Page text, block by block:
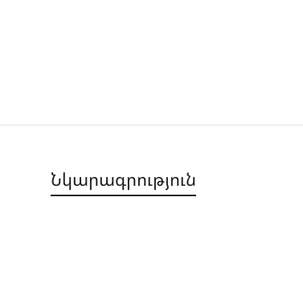
Նկարագրություն